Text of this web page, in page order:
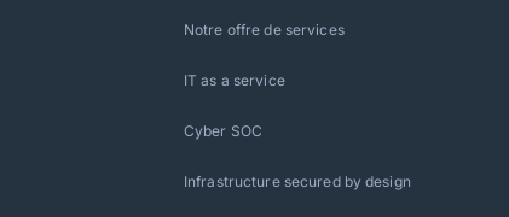
Notre offre de services
IT as a service
Cyber SOC
Infrastructure secured by design